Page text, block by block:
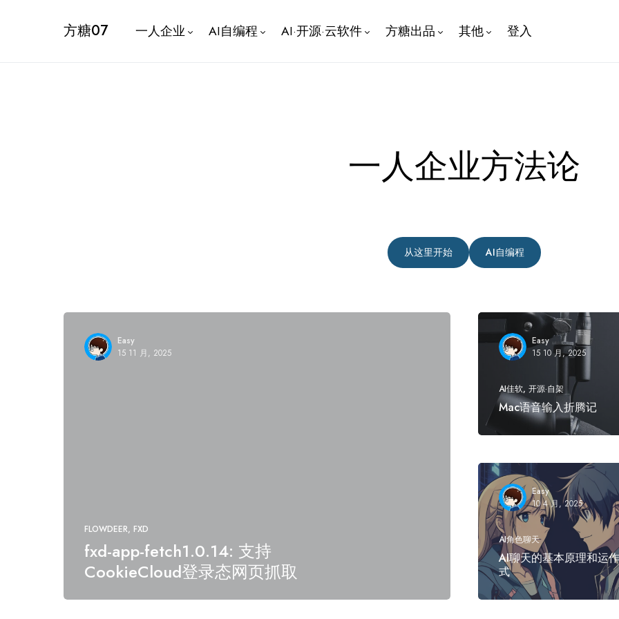
方糖07 一人企业 AI自编程 AI·开源·云软件 方糖出品 其他 登入
一人企业方法论
从这里开始 AI自编程
Easy
15 11 月, 2025
FLOWDEER FXD
fxd-app-fetch1.0.14: 支持
CookieCloud登录态网页抓取
Easy
15 10 月, 2025
AI佳软 开源·自架
Mac语音输入折腾记
Easy
10 4 月, 2025
AI角色聊天
AI聊天的基本原理和运
式